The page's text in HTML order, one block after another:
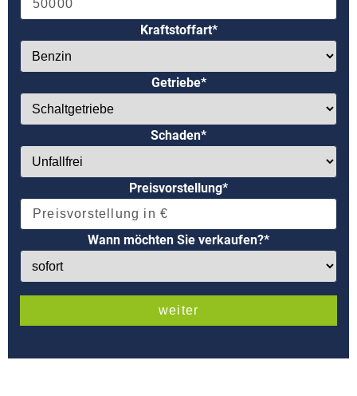
Kraftstoffart*
Getriebe*
Schaden*
Preisvorstellung*
Wann möchten Sie verkaufen?*